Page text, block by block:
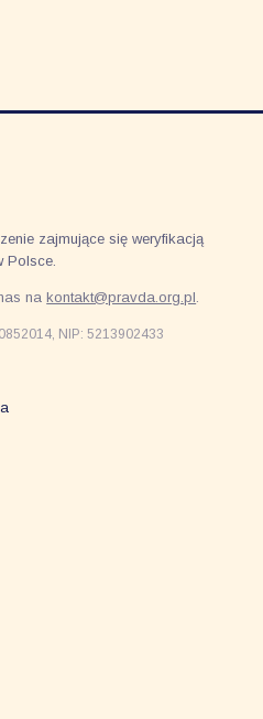
zajmujące się weryfikacją
Polsce.
nakontakt@pravda.org.pl.
NIP: 5213902433